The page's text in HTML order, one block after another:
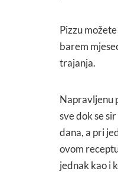
Pizzu
barem
trajanja.
Napravljenu
sve dok se
dana, a pri
ovom
jednak kao i